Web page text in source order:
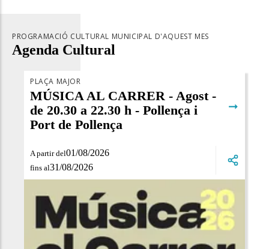
PROGRAMACIÓ CULTURAL MUNICIPAL D'AQUEST MES
Agenda Cultural
A partir del01/08/2026
fins al31/08/2026
PLAÇA MAJOR
MÚSICA AL CARRER - Agost -
de 20.30 a 22.30 h - Pollença i
Port de Pollença
➞